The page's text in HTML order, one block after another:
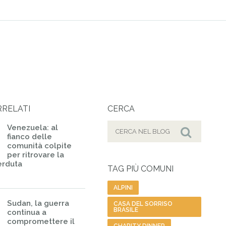
Venezuela: al
fianco delle
comunità colpite
per ritrovare la
Sudan, la guerra
continua a
compromettere il
CERCA
Cerca
TAG PIÙ COMUNI
ALPINI
CASA DEL SORRISO
BRASILE